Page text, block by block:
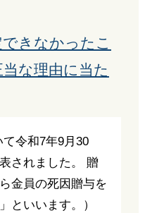
きなかったこ
な理由に当た
令和7年9月30
されました。 贈
金員の死因贈与を
といいます。）